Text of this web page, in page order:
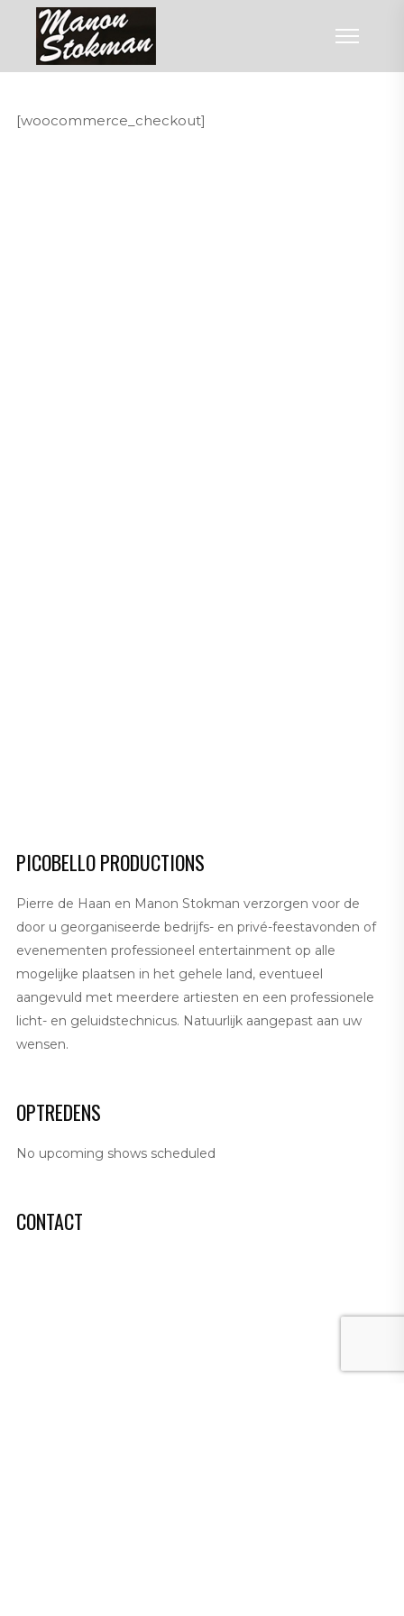
[woocommerce_checkout]
PICOBELLO PRODUCTIONS
Pierre de Haan en Manon Stokman verzorgen voor de
door u georganiseerde bedrijfs- en privé-feestavonden of
evenementen professioneel entertainment op alle
mogelijke plaatsen in het gehele land, eventueel
aangevuld met meerdere artiesten en een professionele
licht- en geluidstechnicus. Natuurlijk aangepast aan uw
wensen.
OPTREDENS
No upcoming shows scheduled
CONTACT